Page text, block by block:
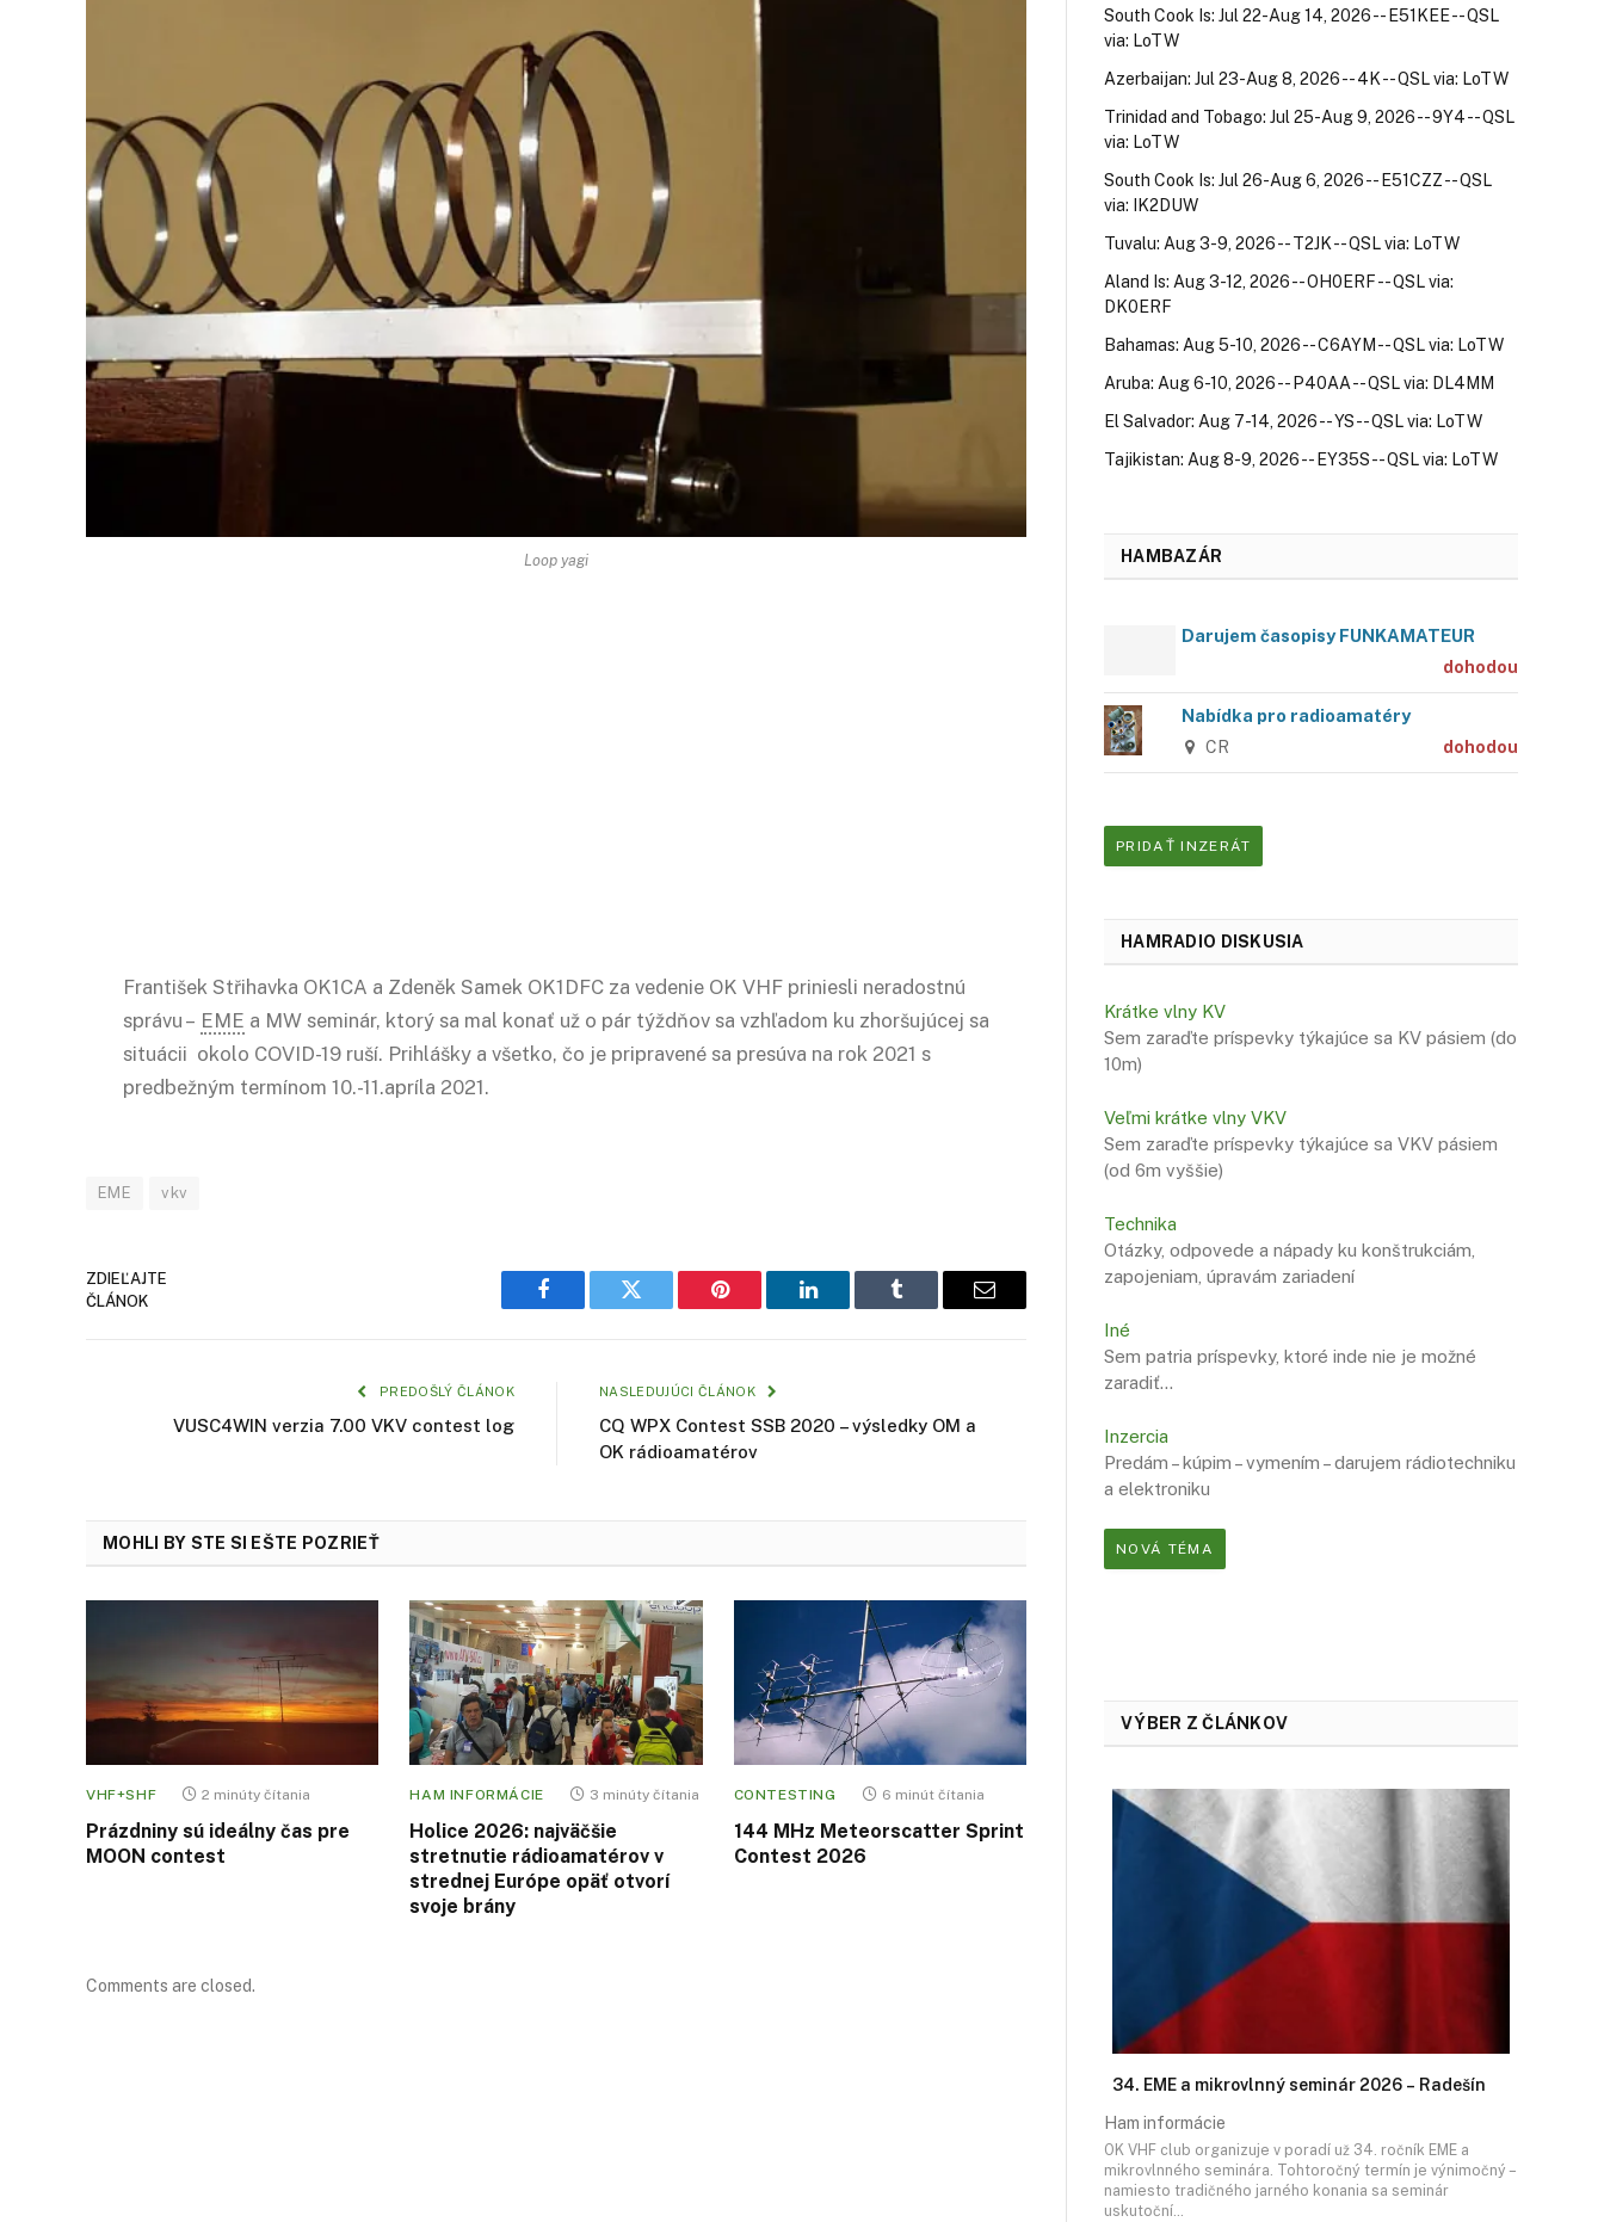
Loop yagi
František Střihavka OK1CA a Zdeněk Samek OK1DFC za vedenie OK VHF priniesli neradostnú
správu – EME a MW seminár, ktorý sa mal konať už o pár týždňov sa vzhľadom ku zhoršujúcej sa
situácii okolo COVID-19 ruší. Prihlášky a všetko, čo je pripravené sa presúva na rok 2021 s
predbežným termínom 10.-11.apríla 2021.
EME vkv
ZDIEĽAJTE
ČLÁNOK
Facebook Twitter Pinterest LinkedIn Tumblr Email
PREDOŠLÝ ČLÁNOK
VUSC4WIN verzia 7.00 VKV contest log
NASLEDUJÚCI ČLÁNOK
CQ WPX Contest SSB 2020 – výsledky OM a
OK rádioamatérov
MOHLI BY STE SI EŠTE POZRIEŤ
VHF+SHF 2 minúty čítania
Prázdniny sú ideálny čas pre
MOON contest
HAM INFORMÁCIE 3 minúty čítania
Holice 2026: najväčšie
stretnutie rádioamatérov v
strednej Európe opäť otvorí
svoje brány
CONTESTING 6 minút čítania
144 MHz Meteorscatter Sprint
Contest 2026
Comments are closed.
South Cook Is: Jul 22-Aug 14, 2026 -- E51KEE -- QSL
via: LoTW
Azerbaijan: Jul 23-Aug 8, 2026 -- 4K -- QSL via: LoTW
Trinidad and Tobago: Jul 25-Aug 9, 2026 -- 9Y4 -- QSL
via: LoTW
South Cook Is: Jul 26-Aug 6, 2026 -- E51CZZ -- QSL
via: IK2DUW
Tuvalu: Aug 3-9, 2026 -- T2JK -- QSL via: LoTW
Aland Is: Aug 3-12, 2026 -- OH0ERF -- QSL via:
DK0ERF
Bahamas: Aug 5-10, 2026 -- C6AYM -- QSL via: LoTW
Aruba: Aug 6-10, 2026 -- P40AA -- QSL via: DL4MM
El Salvador: Aug 7-14, 2026 -- YS -- QSL via: LoTW
Tajikistan: Aug 8-9, 2026 -- EY35S -- QSL via: LoTW
HAMBAZÁR
Darujem časopisy FUNKAMATEUR
dohodou
Nabídka pro radioamatéry
CR dohodou
PRIDAŤ INZERÁT
HAMRADIO DISKUSIA
Krátke vlny KV
Sem zaraďte príspevky týkajúce sa KV pásiem (do
10m)
Veľmi krátke vlny VKV
Sem zaraďte príspevky týkajúce sa VKV pásiem
(od 6m vyššie)
Technika
Otázky, odpovede a nápady ku konštrukciám,
zapojeniam, úpravám zariadení
Iné
Sem patria príspevky, ktoré inde nie je možné
zaradiť…
Inzercia
Predám – kúpim – vymením – darujem rádiotechniku
a elektroniku
NOVÁ TÉMA
VÝBER Z ČLÁNKOV
34. EME a mikrovlnný seminár 2026 – Radešín
Ham informácie
OK VHF club organizuje v poradí už 34. ročník EME a
mikrovlnného seminára. Tohtoročný termín je výnimočný –
namiesto tradičného jarného konania sa seminár
uskutoční…